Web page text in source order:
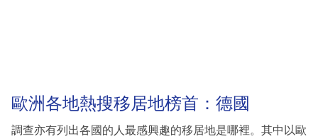
歐洲各地熱搜移居地榜首：德國
調查亦有列出各國的人最感興趣的移居地是哪裡。其中以歐